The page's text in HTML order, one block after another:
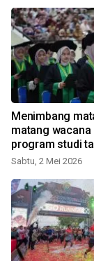
Menimbang
matang wacana
program studi
Sabtu, 2 Mei 2026